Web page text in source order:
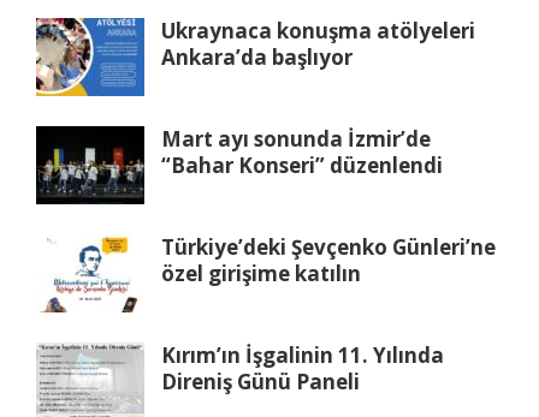
Ukraynaca konuşma atölyeleri
Ankara’da başlıyor
Mart ayı sonunda İzmir’de
“Bahar Konseri” düzenlendi
Türkiye’deki Şevçenko Günleri’ne
özel girişime katılın
Kırım’ın İşgalinin 11. Yılında
Direniş Günü Paneli